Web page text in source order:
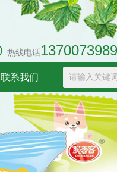
热线电话
联系我们